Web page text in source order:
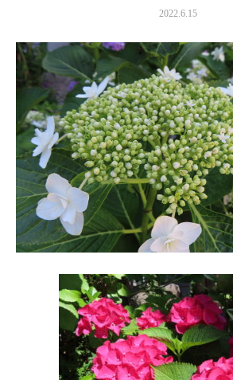
2022.6.15